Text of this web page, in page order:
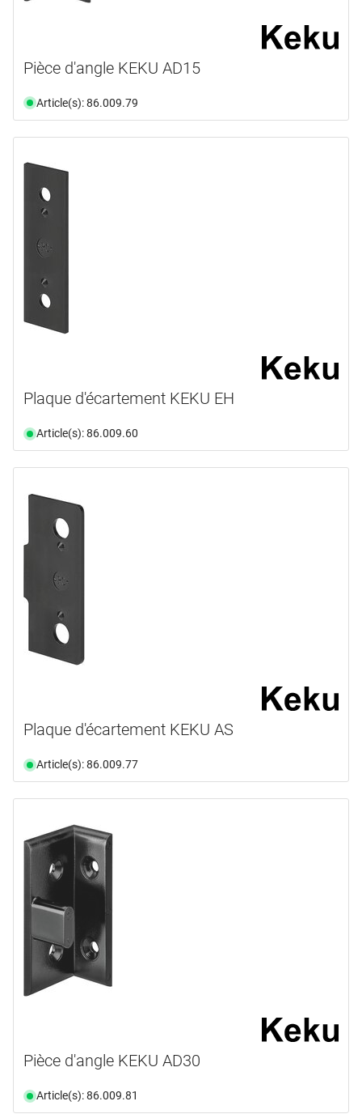
Pièce d'angle KEKU AD15
Article(s): 86.009.79
Plaque d'écartement KEKU EH
Article(s): 86.009.60
Plaque d'écartement KEKU AS
Article(s): 86.009.77
Pièce d'angle KEKU AD30
Article(s): 86.009.81